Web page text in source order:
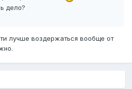
дело?
лучше воздержаться вообще от